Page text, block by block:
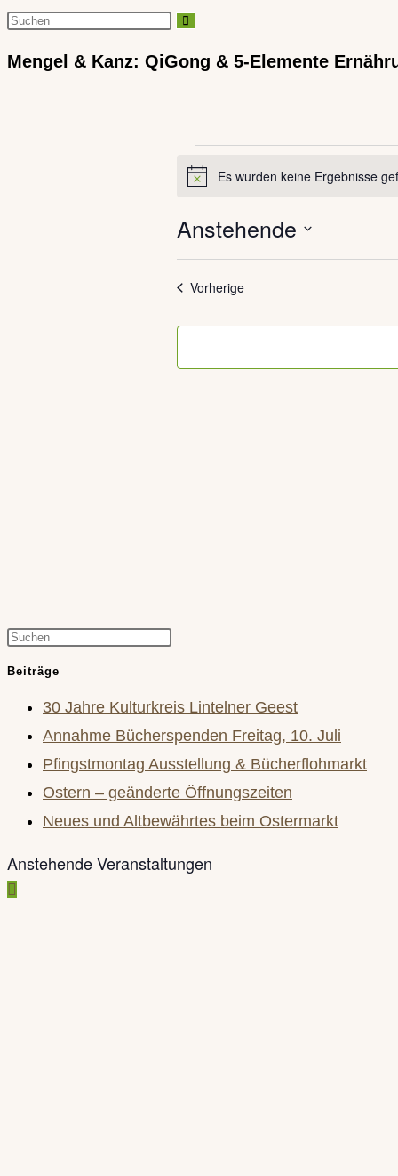
Diese
durchsuchen
Mengel & Kanz: QiGong & 5-Elemente
HinweisEs wurden keine Ergebnisse
Anstehende
Datum
auswählen.
VorherigeVeranstaltungen
Press
the
Beiträge
30 Jahre Kulturkreis Lintelner Geest
Annahme Bücherspenden Freitag, 10. Juli
Pfingstmontag Ausstellung & Bücherflohmarkt
Ostern – geänderte Öffnungszeiten
Neues und Altbewährtes beim Ostermarkt
Anstehende Veranstaltungen